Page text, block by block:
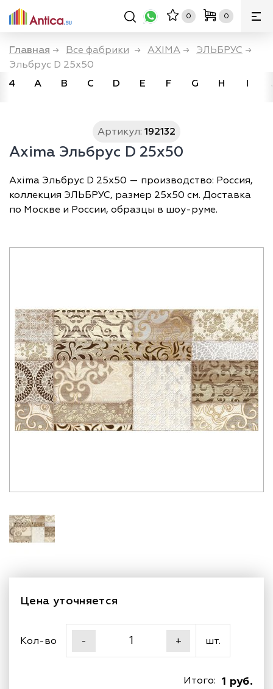
0 0
Главная → Все фабрики → AXIMA → ЭЛЬБРУС →
Эльбрус D 25x50
4
A B C D E F G H I
Артикул: 192132
Axima Эльбрус D 25x50
Axima Эльбрус D 25x50 — производство: Россия,
коллекция ЭЛЬБРУС, размер 25х50 см. Доставка
по Москве и России, образцы в шоу-руме.
Цена уточняется
Кол-во - + шт.
1 руб.
Итого: